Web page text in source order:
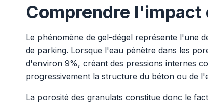
Comprendre l'impact
Le phénomène de gel-dégel représente l'une
de parking. Lorsque l'eau pénètre dans les
d'environ 9%, créant des pressions internes
progressivement la structure du béton ou de
La porosité des granulats constitue donc le